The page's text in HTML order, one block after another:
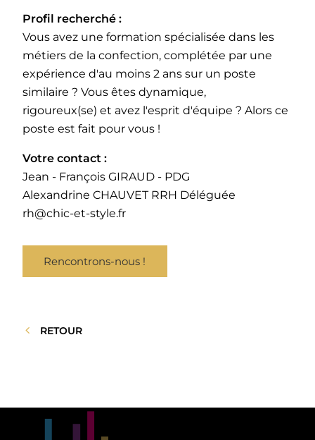
Profil recherché :
Vous avez une formation spécialisée dans les
métiers de la confection, complétée par une
expérience d'au moins 2 ans sur un poste
similaire ? Vous êtes dynamique,
rigoureux(se) et avez l'esprit d'équipe ? Alors ce
poste est fait pour vous !
Votre contact :
Jean - François GIRAUD - PDG
Alexandrine CHAUVET RRH Déléguée
rh@chic-et-style.fr
Rencontrons-nous !
RETOUR